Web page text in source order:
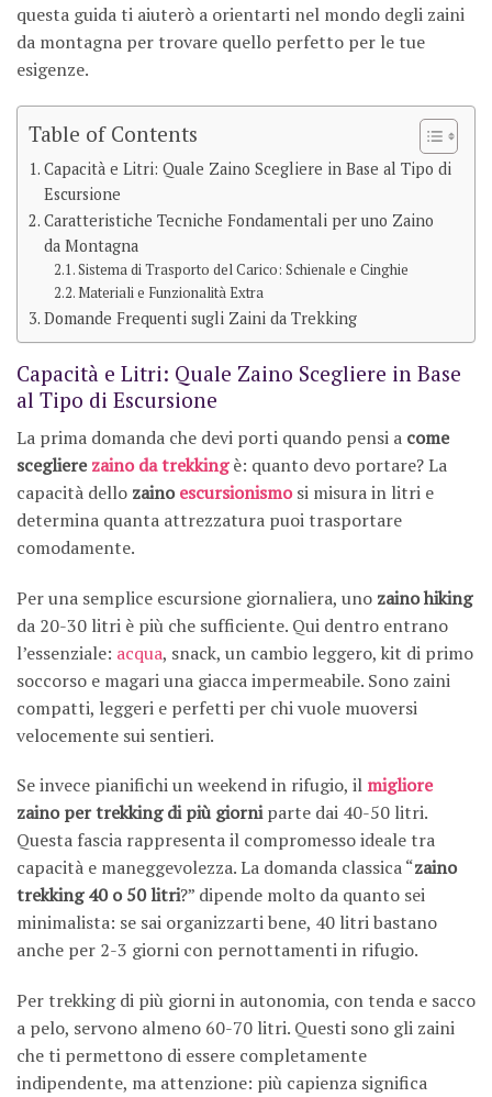
questa guida ti aiuterò a orientarti nel mondo degli zaini
da montagna per trovare quello perfetto per le tue
esigenze.
Table of Contents
Capacità e Litri: Quale Zaino Scegliere in Base al Tipo di
Escursione
Caratteristiche Tecniche Fondamentali per uno Zaino
da Montagna
Sistema di Trasporto del Carico: Schienale e Cinghie
Materiali e Funzionalità Extra
Domande Frequenti sugli Zaini da Trekking
Capacità e Litri: Quale Zaino Scegliere in Base
al Tipo di Escursione
La prima domanda che devi porti quando pensi a come
sceglierezaino da trekkingè: quanto devo portare? La
capacità dello zainoescursionismosi misura in litri e
determina quanta attrezzatura puoi trasportare
comodamente.
Per una semplice escursione giornaliera, uno zaino hiking
da 20-30 litri è più che sufficiente. Qui dentro entrano
l’essenziale: acqua, snack, un cambio leggero, kit di primo
soccorso e magari una giacca impermeabile. Sono zaini
compatti, leggeri e perfetti per chi vuole muoversi
velocemente sui sentieri.
Se invece pianifichi un weekend in rifugio, il migliore
zaino per trekking di più giorniparte dai 40-50 litri.
Questa fascia rappresenta il compromesso ideale tra
capacità e maneggevolezza. La domanda classica “zaino
trekking 40 o 50 litri?” dipende molto da quanto sei
minimalista: se sai organizzarti bene, 40 litri bastano
anche per 2-3 giorni con pernottamenti in rifugio.
Per trekking di più giorni in autonomia, con tenda e sacco
a pelo, servono almeno 60-70 litri. Questi sono gli zaini
che ti permettono di essere completamente
indipendente, ma attenzione: più capienza significa